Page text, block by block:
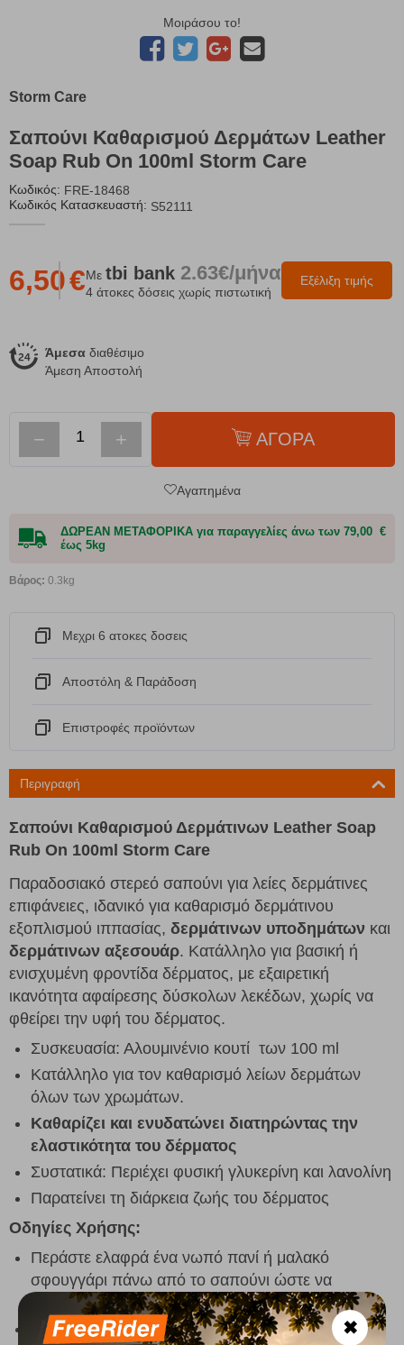
Μοιράσου το!
Storm Care
Σαπούνι Καθαρισμού Δερμάτων Leather
Soap Rub On 100ml Storm Care
Κωδικός: FRE-18468
Κωδικός Κατασκευαστή: S52111
Εξέλιξη τιμής
6,50€Με tbi bank 2.63€/μήνα
4 άτοκες δόσεις χωρίς πιστωτική
Άμεσα διαθέσιμο
Άμεση Αποστολή
− + ΑΓΟΡΑ
Αγαπημένα
ΔΩΡΕΑΝ ΜΕΤΑΦΟΡΙΚΑ για παραγγελίες άνω των 79,00 €
έως 5kg
Βάρος: 0.3kg
Μεχρι 6 ατοκες δοσεις
Αποστόλη & Παράδοση
Eπιστροφές προϊόντων
Περιγραφή
Σαπούνι Καθαρισμού Δερμάτινων Leather Soap
Rub On 100ml Storm Care
Παραδοσιακό στερεό σαπούνι για λείες δερμάτινες
επιφάνειες, ιδανικό για καθαρισμό δερμάτινου
εξοπλισμού ιππασίας, δερμάτινων υποδημάτων και
δερμάτινων αξεσουάρ. Κατάλληλο για βασική ή
ενισχυμένη φροντίδα δέρματος, με εξαιρετική
ικανότητα αφαίρεσης δύσκολων λεκέδων, χωρίς να
φθείρει την υφή του δέρματος.
Συσκευασία: Αλουμινένιο κουτί των 100 ml
Κατάλληλο για τον καθαρισμό λείων δερμάτων
όλων των χρωμάτων.
Καθαρίζει και ενυδατώνει διατηρώντας την
ελαστικότητα του δέρματος
Συστατικά: Περιέχει φυσική γλυκερίνη και λανολίνη
Παρατείνει τη διάρκεια ζωής του δέρματος
Οδηγίες Χρήσης:
Περάστε ελαφρά ένα νωπό πανί ή μαλακό
σφουγγάρι πάνω από το σαπούνι ώστε να
δημιουργηθεί αφρός.
Εφαρμόστε τον αφρό σε όλη την επιφάνεια του
✖